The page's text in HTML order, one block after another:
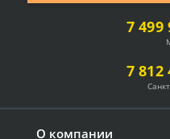
О компании
7 499
7 812